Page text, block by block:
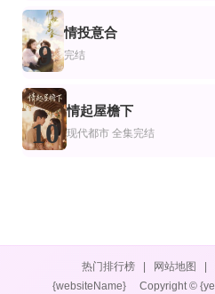
9
情投意合
完结
10
情起屋檐下
现代都市 全集完结
热门排行榜 网站地图
{websiteName}
Copyright ©